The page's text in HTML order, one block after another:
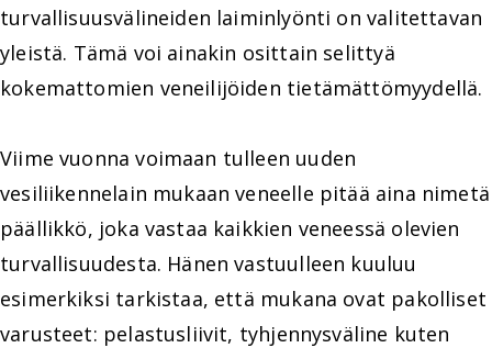
turvallisuusvälineiden laiminlyönti on valitettavan
yleistä. Tämä voi ainakin osittain selittyä
kokemattomien veneilijöiden tietämättömyydellä.
Viime vuonna voimaan tulleen uuden
vesiliikennelain mukaan veneelle pitää aina nimetä
päällikkö, joka vastaa kaikkien veneessä olevien
turvallisuudesta. Hänen vastuulleen kuuluu
esimerkiksi tarkistaa, että mukana ovat pakolliset
varusteet: pelastusliivit, tyhjennysväline kuten